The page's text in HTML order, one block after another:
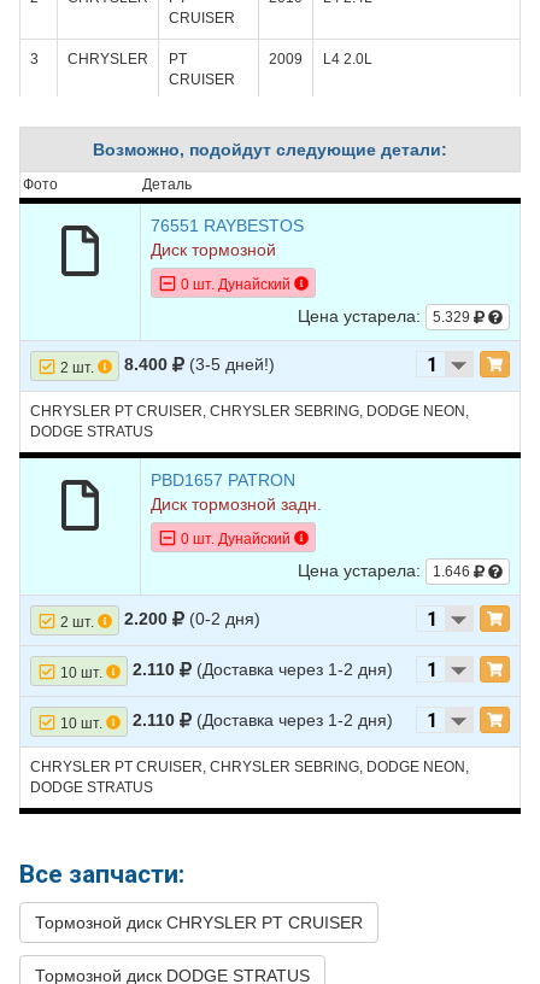
CRUISER
3 CHRYSLER
PT
CRUISER
2009 L4 2.0L
CRUISER
5 CHRYSLER
PT
CRUISER
Turbocharged
CHRYSLER
PT
CRUISER
2008
CHRYSLER
PT
CRUISER
2008
L4 2.4L TURBO -
Turbocharged
9 CHRYSLER
CRUISER
CHRYSLER
PT
CRUISER
2007
PT
2007
Turbocharged
12 CHRYSLER
PT
CRUISER
13 CHRYSLER
PT
CRUISER
2006 L4 2.4L
14 CHRYSLER
L4 2.4L TURBO -
15 CHRYSLER
CRUISER
CRUISER
17 CHRYSLER
PT
CRUISER
2005
L4 2.4L TURBO -
Turbocharged
Возможно, подойдут следующие детали:
Фото Деталь
76551 RAYBESTOS
Диск тормозной
0 шт. Дунайский
Цена устарела: 5.329
2 шт. 8.400 (3-5 дней!)
CHRYSLER PT CRUISER, CHRYSLER SEBRING, DODGE NEON,
DODGE STRATUS
PBD1657 PATRON
Диск тормозной задн.
0 шт. Дунайский
Цена устарела: 1.646
2 шт. 2.200 (0-2 дня)
10 шт. 2.110 (Доставка через 1-2 дня)
10 шт. 2.110 (Доставка через 1-2 дня)
CHRYSLER PT CRUISER, CHRYSLER SEBRING, DODGE NEON,
DODGE STRATUS
Все запчасти:
Тормозной диск CHRYSLER PT CRUISER
Тормозной диск DODGE STRATUS